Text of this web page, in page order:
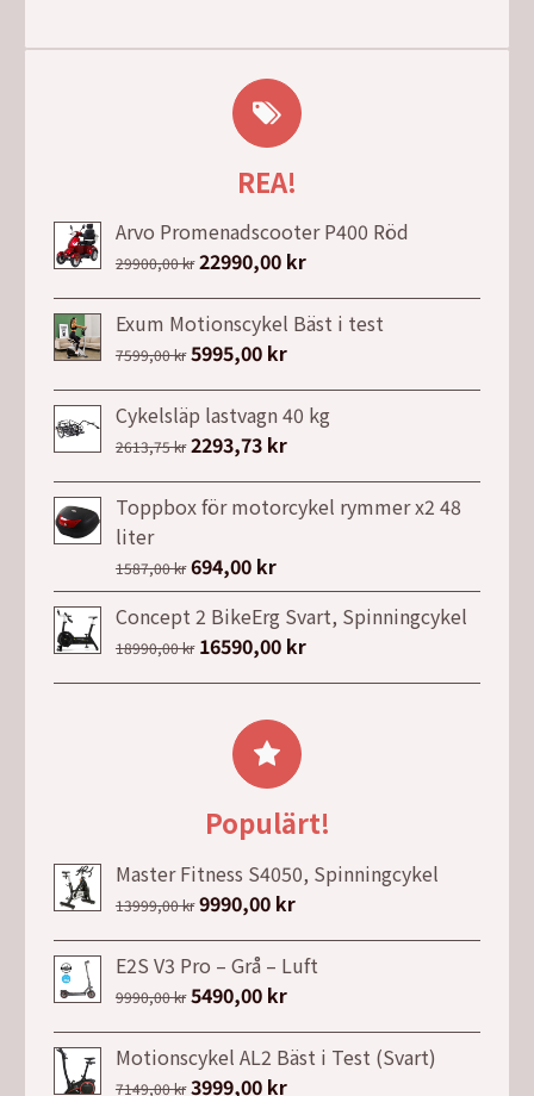
REA!
Arvo Promenadscooter P400 Röd
29900,00kr Det
ursprungliga
priset
var:
22990,00 krDet
nuvarande
priset
Exum Motionscykel Bäst i test
7599,00kr Det
ursprungliga
priset
var:
5995,00 krDet
nuvarande
priset
är:
Cykelsläp lastvagn 40 kg
2613,75kr Det
ursprungliga
priset
2613,75 kr.
2293,73 krDet
nuvarande
priset
Toppbox för motorcykel rymmer x2 48
liter
1587,00kr Det
ursprungliga
priset
var:
1587,00 kr.
694,00 krDet
nuvarande
priset
är:
694,00 kr.
Concept 2 BikeErg Svart, Spinningcykel
18990,00kr Det
ursprungliga
18990,00 kr.
16590,00 krDet
nuvarande
Populärt!
Master Fitness S4050, Spinningcykel
13999,00kr Det
priset
var:
9990,00 krDet
priset
E2S V3 Pro – Grå – Luft
9990,00kr Det
priset
var:
5490,00 krDet
priset
är:
Motionscykel AL2 Bäst i Test (Svart)
7149,00kr Det
3999,00 krDet